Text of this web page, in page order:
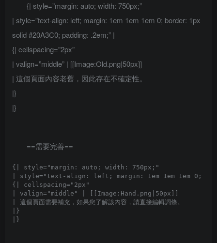
{| style=”margin: auto; width: 750px;”
| style=”text-align: left; margin: 1em 1em 1em 0; border: 1px
solid #20A3C0; padding: .2em;” |
{| cellspacing=”2px”
| valign=”middle” | [[Image:Old.png|50px]]
| 這個頁面內容老舊，因此存在不確定性。
|}
|}
==需要完善==
{| style="margin: auto; width: 750px;"
| style="text-align: left; margin: 1em 1em 1em 0;
{| cellspacing="2px"
| valign="middle" | [[Image:Hand.png|50px]]
| 這個頁面需要補充，如果您了解該內容，請直接編輯詞條。
|}